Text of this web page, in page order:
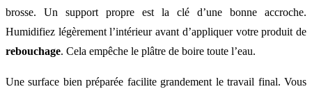
brosse. Un support propre est la clé d’une bonne accroche.
Humidifiez légèrement l’intérieur avant d’appliquer votre produit de
rebouchage. Cela empêche le plâtre de boire toute l’eau.
Une surface bien préparée facilite grandement le travail final. Vous